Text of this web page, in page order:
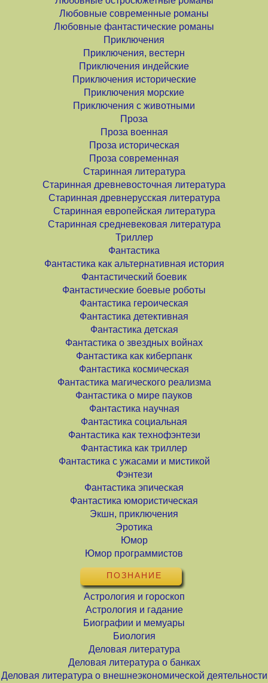
Любовные современные романы
Любовные фантастические романы
Приключения
Приключения, вестерн
Приключения индейские
Приключения исторические
Приключения морские
Приключения с животными
Проза
Проза военная
Проза историческая
Проза современная
Старинная литература
Старинная древневосточная литература
Старинная древнерусская литература
Старинная европейская литература
Старинная средневековая литература
Триллер
Фантастика
Фантастика как альтернативная история
Фантастический боевик
Фантастические боевые роботы
Фантастика героическая
Фантастика детективная
Фантастика детская
Фантастика о звездных войнах
Фантастика как киберпанк
Фантастика космическая
Фантастика магического реализма
Фантастика о мире пауков
Фантастика научная
Фантастика социальная
Фантастика как технофэнтези
Фантастика как триллер
Фантастика с ужасами и мистикой
Фэнтези
Фантастика эпическая
Фантастика юмористическая
Экшн, приключения
Эротика
Юмор
Юмор программистов
ПОЗНАНИЕ
Астрология и гороскоп
Астрология и гадание
Биографии и мемуары
Биология
Деловая литература
Деловая литература о банках
Деловая литература о внешнеэкономической деятельности